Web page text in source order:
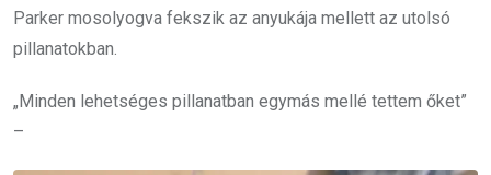
Parker mosolyogva fekszik az anyukája mellett az utolsó
pillanatokban.
„Minden lehetséges pillanatban egymás mellé tettem őket”
–